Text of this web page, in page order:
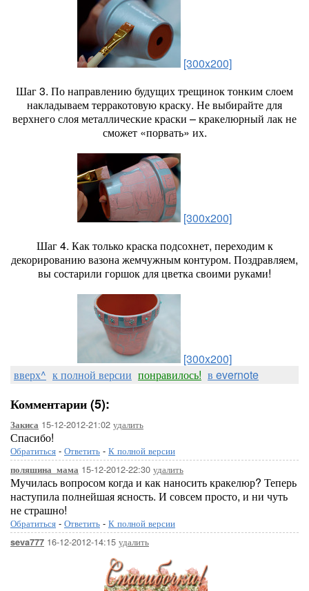
[300x200]
Шаг 3. По направлению будущих трещинок тонким слоем
накладываем терракотовую краску. Не выбирайте для
верхнего слоя металлические краски – кракелюрный лак не
сможет «порвать» их.
[300x200]
Шаг 4. Как только краска подсохнет, переходим к
декорированию вазона жемчужным контуром. Поздравляем,
вы состарили горшок для цветка своими руками!
[300x200]
вверх^ к полной версии понравилось! в evernote
Комментарии (5):
Закиса 15-12-2012-21:02 удалить
Спасибо!
Обратиться - Ответить - К полной версии
поляшина_мама 15-12-2012-22:30 удалить
Мучилась вопросом когда и как наносить кракелюр? Теперь
наступила полнейшая ясность. И совсем просто, и ни чуть
не страшно!
Обратиться - Ответить - К полной версии
seva777 16-12-2012-14:15 удалить